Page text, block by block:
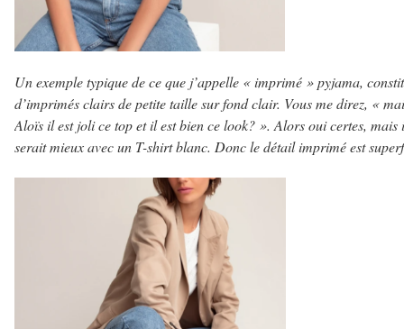
Un exemple typique de ce que j’appelle « imprimé » pyjama,
d’imprimés clairs de petite taille sur fond clair. Vous me direz, «
Aloïs il est joli ce top et il est bien ce look? ». Alors oui certes, mais
serait mieux avec un T-shirt blanc. Donc le détail imprimé est